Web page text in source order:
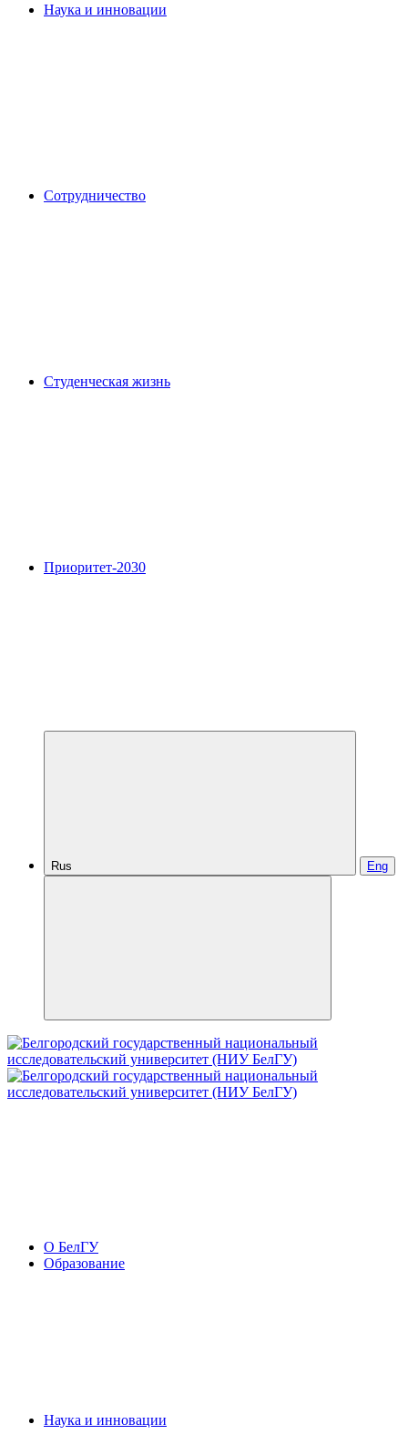
Наука и инновации
Сотрудничество
Студенческая жизнь
Приоритет-2030
Rus Eng
О БелГУ
Образование
Наука и инновации